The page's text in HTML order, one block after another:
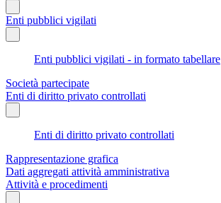
Enti pubblici vigilati
Enti pubblici vigilati - in formato tabellare
Società partecipate
Enti di diritto privato controllati
Enti di diritto privato controllati
Rappresentazione grafica
Dati aggregati attività amministrativa
Attività e procedimenti